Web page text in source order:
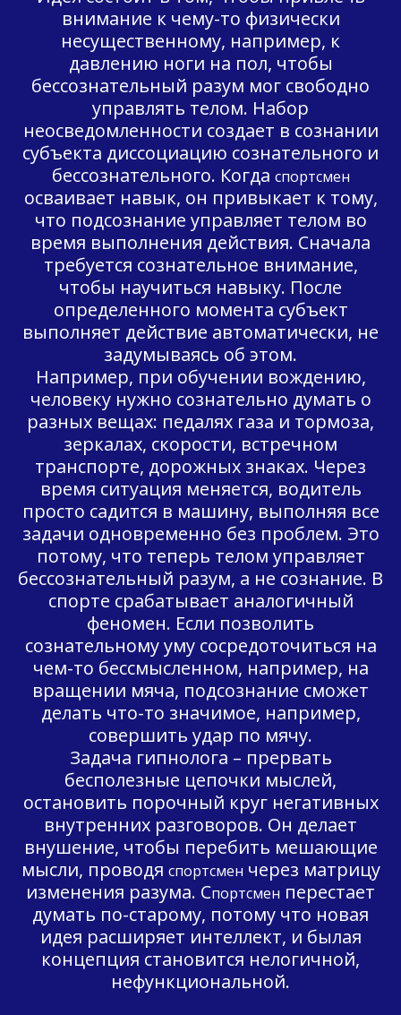
внимание к чему-то физически
несущественному, например, к
давлению ноги на пол, чтобы
бессознательный разум мог свободно
управлять телом. Набор
неосведомленности создает в сознании
субъекта диссоциацию сознательного и
бессознательного. Когда спортсмен
осваивает навык, он привыкает к тому,
что подсознание управляет телом во
время выполнения действия. Сначала
требуется сознательное внимание,
чтобы научиться навыку. После
определенного момента субъект
выполняет действие автоматически, не
задумываясь об этом.
Например, при обучении вождению,
человеку нужно сознательно думать о
разных вещах: педалях газа и тормоза,
зеркалах, скорости, встречном
транспорте, дорожных знаках. Через
время ситуация меняется, водитель
просто садится в машину, выполняя все
задачи одновременно без проблем. Это
потому, что теперь телом управляет
бессознательный разум, а не сознание. В
спорте срабатывает аналогичный
феномен. Если позволить
сознательному уму сосредоточиться на
чем-то бессмысленном, например, на
вращении мяча, подсознание сможет
делать что-то значимое, например,
совершить удар по мячу.
Задача гипнолога – прервать
бесполезные цепочки мыслей,
остановить порочный круг негативных
внутренних разговоров. Он делает
внушение, чтобы перебить мешающие
мысли, проводя спортсмен через матрицу
изменения разума. Спортсмен перестает
думать по-старому, потому что новая
идея расширяет интеллект, и былая
концепция становится нелогичной,
нефункциональной.